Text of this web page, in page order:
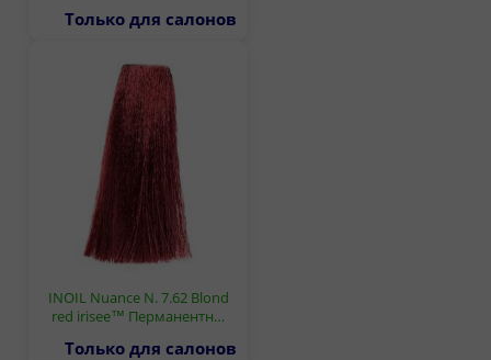
Только для салонов
INOIL Nuance N. 7.62 Blond
red irisee™ Перманентн…
Только для салонов